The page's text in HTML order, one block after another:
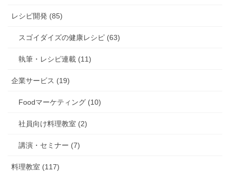
レシピ開発 (85)
スゴイダイズの健康レシピ (63)
執筆・レシピ連載 (11)
企業サービス (19)
Foodマーケティング (10)
社員向け料理教室 (2)
講演・セミナー (7)
料理教室 (117)